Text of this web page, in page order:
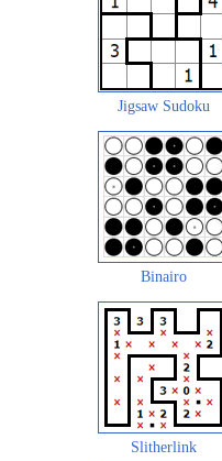
Jigsaw Sudoku
Binairo
Slitherlink